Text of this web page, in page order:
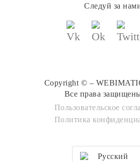
Следуй за
Copyright © –
Все права
Пользовательское
Политика
Русский